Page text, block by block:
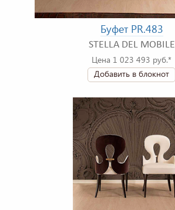
Буфет PR.483
STELLA DEL MOBILE
Цена 1 023 493 руб.*
Добавить в блокнот